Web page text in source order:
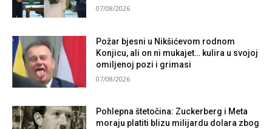
07/08/2026
Požar bjesni u Nikšićevom rodnom
Konjicu, ali on ni mukajet… kulira u svojoj
omiljenoj pozi i grimasi
07/08/2026
Pohlepna štetočina: Zuckerberg i Meta
moraju platiti blizu milijardu dolara zbog